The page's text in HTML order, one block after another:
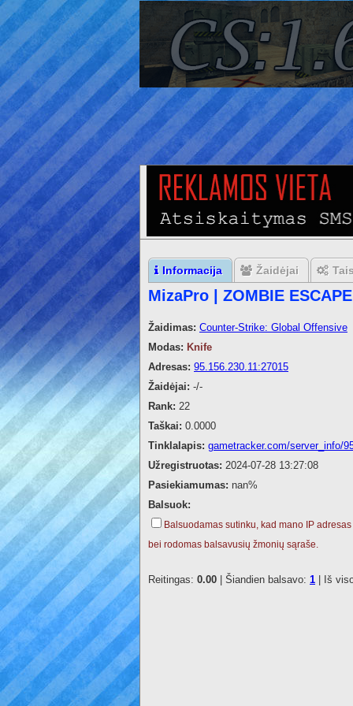
Informacija Žaidėjai
MizaPro | ZOMBIE
Žaidimas: Counter-Strike: Global Offensive
Modas: Knife
Adresas: 95.156.230.11:27015
Žaidėjai: -/-
Rank: 22
Taškai: 0.0000
Tinklalapis: gametracker.com/server_info/
Užregistruotas: 2024-07-28 13:27:08
Pasiekiamumas: nan%
Balsuok:
Balsuodamas sutinku, kad mano IP
bei rodomas balsavusių žmonių sąraše.
Reitingas: 0.00 | Šiandien balsavo: 1 | Iš